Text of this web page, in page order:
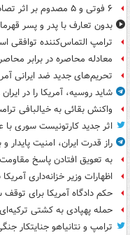
۶ فوتی و ۵ مصدوم بر اثر تصادف زنجیره‌ای
بدون تعارف با پدر و پسر
ترامپ التماس‌کننده توافقی
معادله محاصره در برابر
تحریم‌های جدید ضد ایرانی
شاید روسیه، آمریکا را در
واکنش بقائی به خیالبافی
اثر جدید کارتونیست سوری با
راز قدرت ایران، امنیت
به تعویق افتادن پاسخ
اظهارات وزیر خزانه‌داری
حکم دادگاه آمریکا برای
حمله پهپادی به کشتی
ترامپ و نتانیاهو جنایتکار